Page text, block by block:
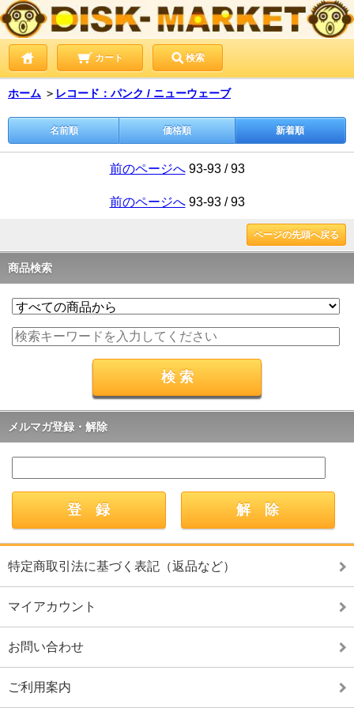
カート 検索
ホーム ＞ レコード：パンク / ニューウェーブ
名前順 価格順 新着順
前のページへ93-93 / 93
前のページへ93-93 / 93
ページの先頭へ戻る
商品検索
メルマガ登録・解除
特定商取引法に基づく表記（返品など）
マイアカウント
お問い合わせ
ご利用案内